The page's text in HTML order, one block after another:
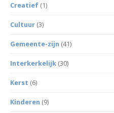
Creatief (1)
Cultuur (3)
Gemeente-zijn (41)
Interkerkelijk (30)
Kerst (6)
Kinderen (9)